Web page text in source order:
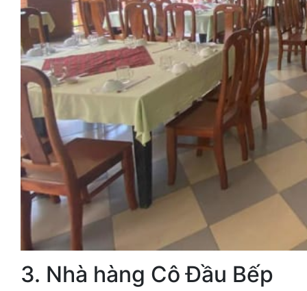
3. Nhà hàng Cô Đầu Bếp